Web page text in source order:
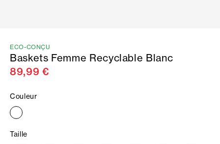
ECO-CONÇU
Baskets Femme Recyclable Blanc
89,99 €
Couleur
Taille